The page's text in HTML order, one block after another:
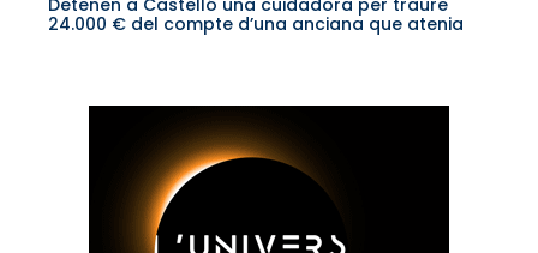
Detenen a Castelló una cuidadora per traure
24.000 € del compte d’una anciana que atenia